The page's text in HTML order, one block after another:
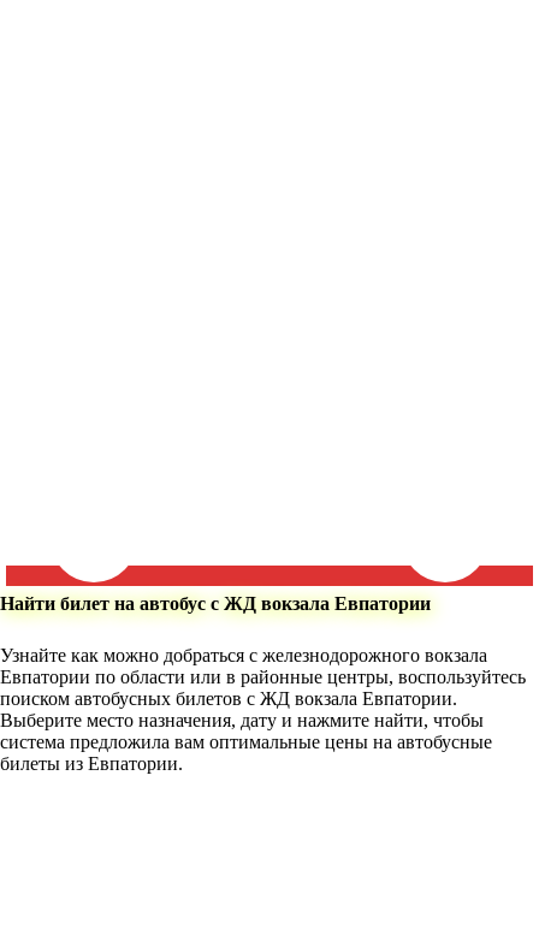
Найти билет на автобус с ЖД вокзала Евпатории
Узнайте как можно добраться с железнодорожного вокзала
Евпатории по области или в районные центры, воспользуйтесь
поиском автобусных билетов с ЖД вокзала Евпатории.
Выберите место назначения, дату и нажмите найти, чтобы
система предложила вам оптимальные цены на автобусные
билеты из Евпатории.